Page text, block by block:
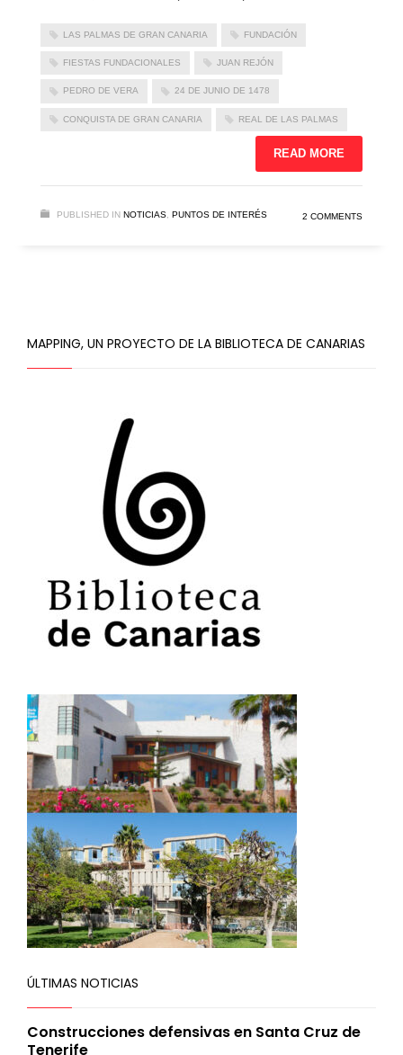
LAS PALMAS DE GRAN CANARIA FUNDACIÓN
FIESTAS FUNDACIONALES JUAN REJÓN
PEDRO DE VERA 24 DE JUNIO DE 1478
CONQUISTA DE GRAN CANARIA REAL DE LAS PALMAS
READ MORE
PUBLISHED IN NOTICIAS PUNTOS DE INTERÉS 2 COMMENTS
MAPPING, UN PROYECTO DE LA BIBLIOTECA DE CANARIAS
ÚLTIMAS NOTICIAS
Construcciones defensivas en Santa Cruz de
Tenerife